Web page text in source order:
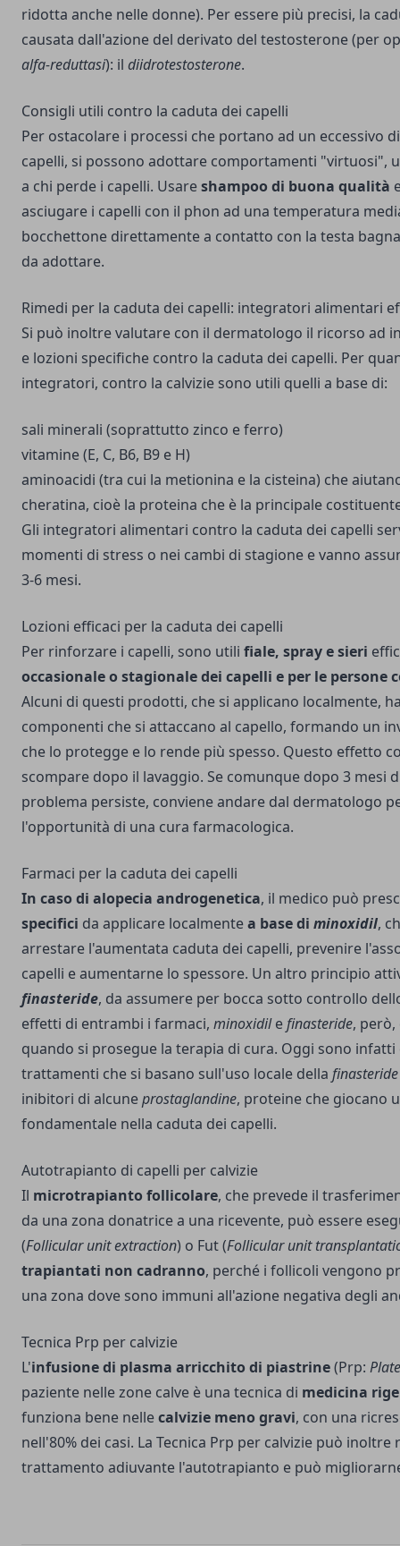
ridotta anche nelle donne). Per essere più precisi, la
causata dall'azione del derivato del testosterone (per
alfa-reduttasi): il diidrotestosterone.
Consigli utili contro la caduta dei capelli
Per ostacolare i processi che portano ad un eccessivo
capelli, si possono adottare comportamenti "virtuosi",
a chi perde i capelli. Usareshampoo di buona qualità
asciugare i capelli con il phon ad una temperatura
bocchettone direttamente a contatto con la testa
da adottare.
Rimedi per la caduta dei capelli: integratori alimentari
Si può inoltre valutare con il dermatologo il ricorso ad
e lozioni specifiche contro la caduta dei capelli. Per
integratori, contro la calvizie sono utili quelli a base di:
sali minerali (soprattutto zinco e ferro)
vitamine (E, C, B6, B9 e H)
aminoacidi (tra cui la metionina e la cisteina) che
cheratina, cioè la proteina che è la principale
Gli integratori alimentari contro la caduta dei capelli
momenti di stress o nei cambi di stagione e vanno
3-6 mesi.
Lozioni efficaci per la caduta dei capelli
Per rinforzare i capelli, sono utili fiale, spray e sieri
occasionale o stagionale dei capelli e per le persone
Alcuni di questi prodotti, che si applicano localmente,
componenti che si attaccano al capello, formando un
che lo protegge e lo rende più spesso. Questo effetto
scompare dopo il lavaggio. Se comunque dopo 3 mesi
problema persiste, conviene andare dal dermatologo
l'opportunità di una cura farmacologica.
Farmaci per la caduta dei capelli
In caso di alopecia androgenetica, il medico può
specifici da applicare localmentea base di minoxidil,
arrestare l'aumentata caduta dei capelli, prevenire
capelli e aumentarne lo spessore. Un altro principio
finasteride, da assumere per bocca sotto controllo
effetti di entrambi i farmaci, minoxidilefinasteride,
quando si prosegue la terapia di cura. Oggi sono
trattamenti che si basano sull'uso locale della finasteride
inibitori di alcuneprostaglandine, proteine che giocano
fondamentale nella caduta dei capelli.
Autotrapianto di capelli per calvizie
Il microtrapianto follicolare, che prevede il
da una zona donatrice a una ricevente, può essere
(Follicular unit extraction) o Fut (Follicular unit
trapiantati non cadranno, perché i follicoli vengono
una zona dove sono immuni all'azione negativa degli
Tecnica Prp per calvizie
L'infusione di plasma arricchito di piastrine(Prp:
paziente nelle zone calve è una tecnica di medicina
funziona bene nellecalvizie meno gravi, con una
nell'80% dei casi. La Tecnica Prp per calvizie può
trattamento adiuvante l'autotrapianto e può